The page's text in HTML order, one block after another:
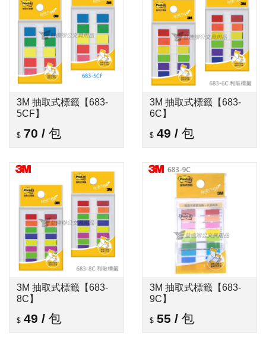
3M 抽取式標籤【683-
5CF】
70 / 包
3M 抽取式標籤【683-
6C】
49 / 包
3M 抽取式標籤【683-
8C】
49 / 包
3M 抽取式標籤【683-
9C】
55 / 包